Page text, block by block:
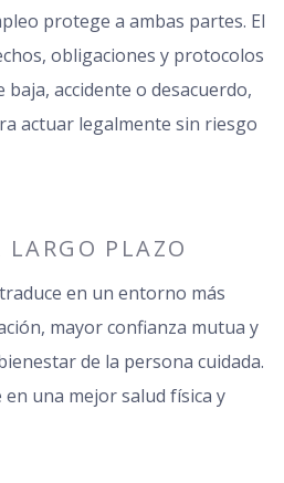
protege a ambas partes. El
obligaciones y protocolos
baja, accidente o desacuerdo,
actuar legalmente sin riesgo
PLAZO
en un entorno más
mayor confianza mutua y
de la persona cuidada.
una mejor salud física y